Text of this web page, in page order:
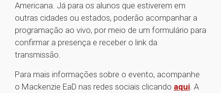
Americana. Já para os alunos que estiverem em
outras cidades ou estados, poderão acompanhar a
programação ao vivo, por meio de um formulário para
confirmar a presença e receber o link da
transmissão.
Para mais informações sobre o evento, acompanhe
o Mackenzie EaD nas redes sociais clicando aqui. A